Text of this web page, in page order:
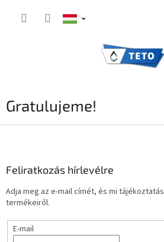
Gratulujeme!
Feliratkozás hírlevélre
Adja meg az e-mail címét, és mi
termékeiről.
E-mail